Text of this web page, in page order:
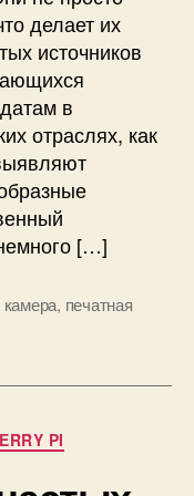
и
з
о
р
н
а
S
P
3
2
д
е
делает их
источников
в
отраслях, как
[…]
камера, печатная
PI